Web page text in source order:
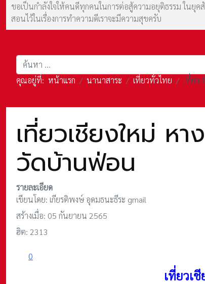
ขอเป็นกำลังใจให้คนดีทุกคนในการต่อสู้ความอยุติธรรม ใน
สอนไว้ในเรื่องการทำความดีเราจะมีความสุขครับ
การค้นหา
คุณอยู่ที่: หน้าแรก นานาสาระ เที่ยวทั่วไทย เที่ยว
เที่ยวเชียงใหม่
วัดบ้านฟ่อน
รายละเอียด
เขียนโดย: เกียรติพงษ์ อุดมธนะธีระ gmail
สร้างเมื่อ: 05 กันยายน 2565
ฮิต: 2313
0
เที่ยวเ